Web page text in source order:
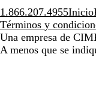
1.866.207.4955Inicio
Términos y
Una empresa de
A menos que se